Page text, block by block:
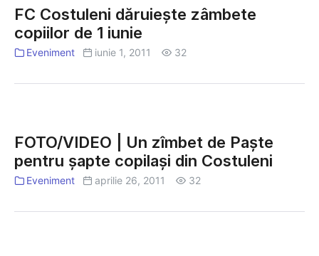
FC
Costuleni?
Costuleni
dăruieşte
zâmbete
de
FC Costuleni dăruieşte zâmbete
copiilor de 1 iunie
Eveniment iunie 1, 2011 32
|
Un
zîmbet
Paşte
FOTO/VIDEO | Un zîmbet de Paşte
pentru şapte copilaşi din Costuleni
Eveniment aprilie 26, 2011 32